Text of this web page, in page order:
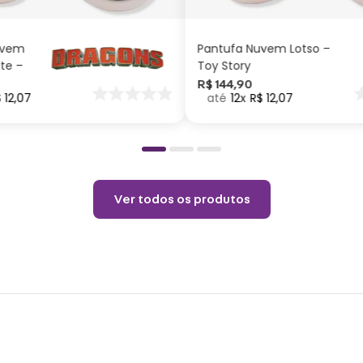
30 /
–
12,07
Pantufa Nuvem Lotso –
Toy Story
R$ 144,90
12 R$ 12,07
Ver todos os produtos